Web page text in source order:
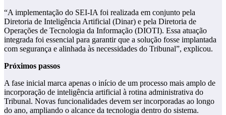
“A implementação do SEI-IA foi realizada em conjunto pela
Diretoria de Inteligência Artificial (Dinar) e pela Diretoria de
Operações de Tecnologia da Informação (DIOTI). Essa atuação
integrada foi essencial para garantir que a solução fosse implantada
com segurança e alinhada às necessidades do Tribunal”, explicou.
Próximos passos
A fase inicial marca apenas o início de um processo mais amplo de
incorporação de inteligência artificial à rotina administrativa do
Tribunal. Novas funcionalidades devem ser incorporadas ao longo
do ano, ampliando o alcance da tecnologia dentro do sistema.